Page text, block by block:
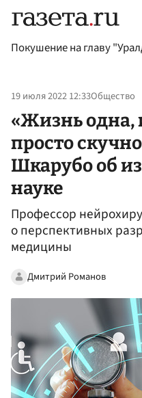
Покушение на главу
19 июля 2022 12:33Общество
«Жизнь одна,
просто
Шкарубо об
науке
Профессор
о перспективных
медицины
Дмитрий Романов